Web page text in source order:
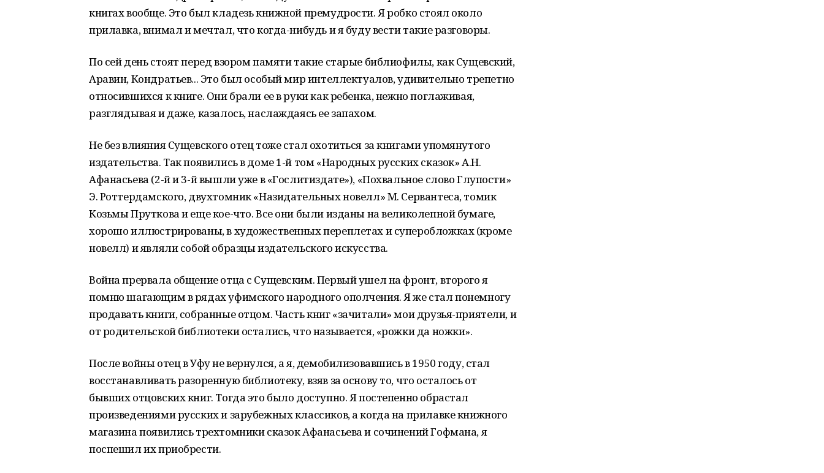
книгах вообще. Это был кладезь книжной премудрости. Я робко стоял около
прилавка, внимал и мечтал, что когда-нибудь и я буду вести такие разговоры.
По сей день стоят перед взором памяти такие старые библиофилы, как Сущевский,
Аравин, Кондратьев... Это был особый мир интеллектуалов, удивительно трепетно
относившихся к книге. Они брали ее в руки как ребенка, нежно поглаживая,
разглядывая и даже, казалось, наслаждаясь ее запахом.
Не без влияния Сущевского отец тоже стал охотиться за книгами упомянутого
издательства. Так появились в доме 1-й том «Народных русских сказок» А.Н.
Афанасьева (2-й и 3-й вышли уже в «Гослитиздате»), «Похвальное слово Глупости»
Э. Роттердамского, двухтомник «Назидательных новелл» М. Сервантеса, томик
Козьмы Пруткова и еще кое-что. Все они были изданы на великолепной бумаге,
хорошо иллюстрированы, в художественных переплетах и суперобложках (кроме
новелл) и являли собой образцы издательского искусства.
Война прервала общение отца с Сущевским. Первый ушел на фронт, второго я
помню шагающим в рядах уфимского народного ополчения. Я же стал понемногу
продавать книги, собранные отцом. Часть книг «зачитали» мои друзья-приятели, и
от родительской библиотеки остались, что называется, «рожки да ножки».
После войны отец в Уфу не вернулся, а я, демобилизовавшись в 1950 году, стал
восстанавливать разоренную библиотеку, взяв за основу то, что осталось от
бывших отцовских книг. Тогда это было доступно. Я постепенно обрастал
произведениями русских и зарубежных классиков, а когда на прилавке книжного
магазина появились трехтомники сказок Афанасьева и сочинений Гофмана, я
поспешил их приобрести.